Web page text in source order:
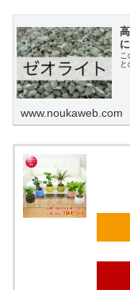
www.noukaweb.com